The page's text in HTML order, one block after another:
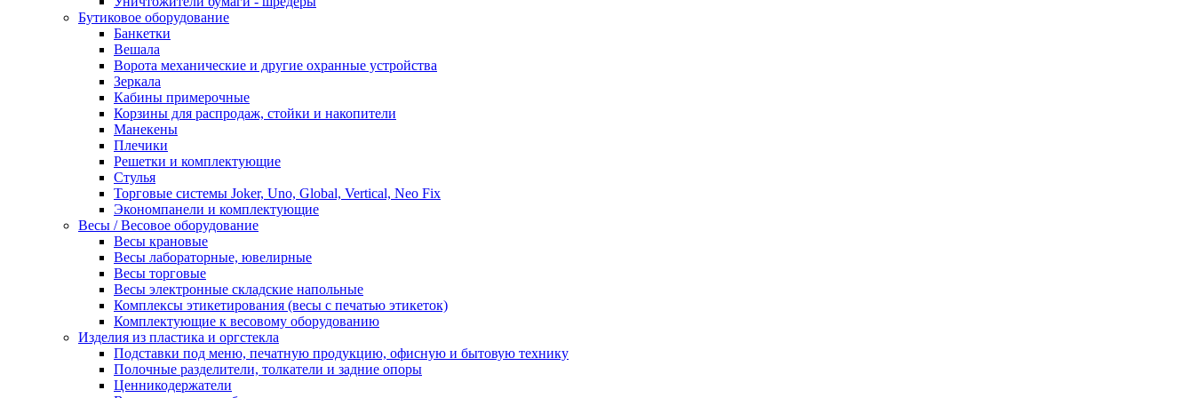
Бутиковое оборудование
Банкетки
Вешала
Ворота механические и другие охранные устройства
Зеркала
Кабины примерочные
Корзины для распродаж, стойки и накопители
Манекены
Плечики
Решетки и комплектующие
Стулья
Торговые системы Joker, Uno, Global, Vertical, Neo Fix
Экономпанели и комплектующие
Весы / Весовое оборудование
Весы крановые
Весы лабораторные, ювелирные
Весы торговые
Весы электронные складские напольные
Комплексы этикетирования (весы с печатью этикеток)
Комплектующие к весовому оборудованию
Изделия из пластика и оргстекла
Подставки под меню, печатную продукцию, офисную и бытовую технику
Полочные разделители, толкатели и задние опоры
Ценникодержатели